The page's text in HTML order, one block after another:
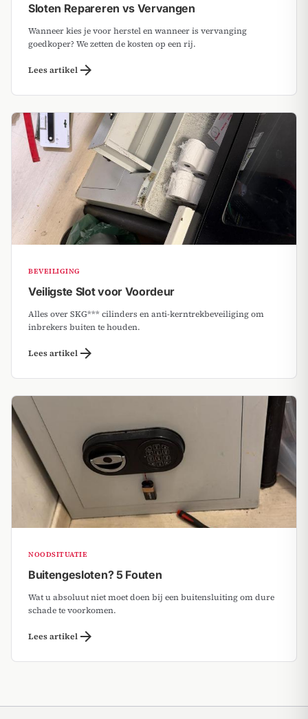
Sloten Repareren vs Vervangen
Wanneer kies je voor herstel en wanneer is vervanging
goedkoper? We zetten de kosten op een rij.
Lees artikel arrow_forward
BEVEILIGING
Veiligste Slot voor Voordeur
Alles over SKG*** cilinders en anti-kerntrekbeveiliging om
inbrekers buiten te houden.
Lees artikel arrow_forward
NOODSITUATIE
Buitengesloten? 5 Fouten
Wat u absoluut niet moet doen bij een buitensluiting om dure
schade te voorkomen.
Lees artikel arrow_forward